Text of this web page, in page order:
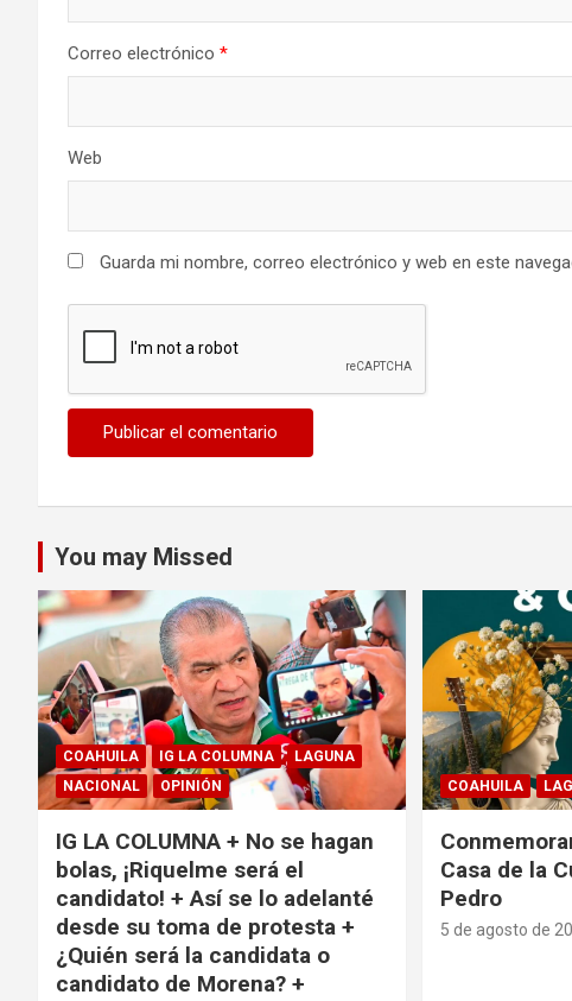
Correo electrónico *
Web
Guarda mi nombre, correo electrónico y web en este
You may Missed
COAHUILA IG LA COLUMNA
LAGUNA
NACIONAL
OPINIÓN
IG LA COLUMNA + No se hagan
bolas, ¡Riquelme será el
candidato! + Así se lo adelanté
desde su toma de protesta +
¿Quién será la candidata o
candidato de Morena? +
COAHUILA
Casa de la
Pedro
5 de agosto de